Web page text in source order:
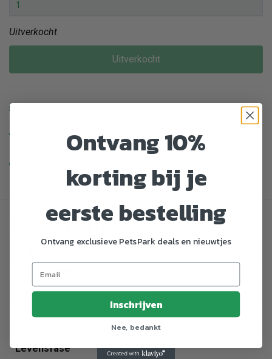
Uitverkocht
Uitverkocht
Gratis Verzending vanaf € 39,-
Specificaties
EAN nummer
Dier
Hond
Almo Nature
Voer
Levensfase
Puppys
Ontvang 10%
korting bij je
eerste bestelling
Ontvang exclusieve PetsPark deals en nieuwtjes
Inschrijven
Nee, bedankt